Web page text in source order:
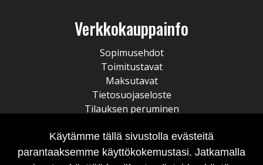
Verkkokauppainfo
Sopimusehdot
Toimitustavat
Maksutavat
Tietosuojaseloste
Tilauksen peruminen
Käytämme tällä sivustolla evästeitä
parantaaksemme käyttökokemustasi. Jatkamalla